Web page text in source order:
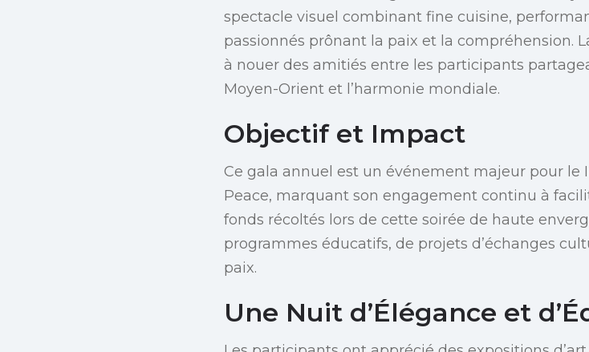
spectacle visuel combinant fine cuisine,
passionnés prônant la paix et la compréhension.
à nouer des amitiés entre les participants
Moyen-Orient et l’harmonie mondiale.
Objectif et Impact
Ce gala annuel est un événement majeur pour le
Peace, marquant son engagement continu à
fonds récoltés lors de cette soirée de haute
programmes éducatifs, de projets d’échanges
paix.
Une Nuit d’Élégance et